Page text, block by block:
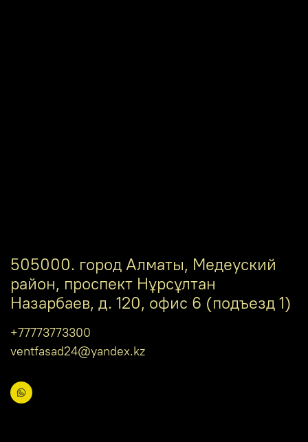
505000. город Алматы, Медеуский
район, проспект Нұрсұлтан
Назарбаев, д. 120, офис 6 (подъезд 1)
+77773773300
ventfasad24@yandex.kz